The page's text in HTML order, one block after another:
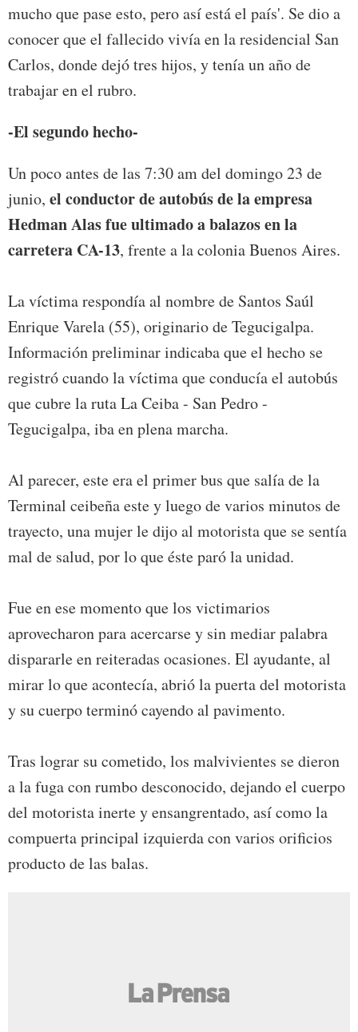
mucho que pase esto, pero así está el país'. Se dio a
conocer que el fallecido vivía en la residencial San
Carlos, donde dejó tres hijos, y tenía un año de
trabajar en el rubro.
-El segundo hecho-
Un poco antes de las 7:30 am del domingo 23 de
junio, el conductor de autobús de la empresa
Hedman Alas fue ultimado a balazos en la
carretera CA-13, frente a la colonia Buenos Aires.
La víctima respondía al nombre de Santos Saúl
Enrique Varela (55), originario de Tegucigalpa.
Información preliminar indicaba que el hecho se
registró cuando la víctima que conducía el autobús
que cubre la ruta La Ceiba - San Pedro -
Tegucigalpa, iba en plena marcha.
Al parecer, este era el primer bus que salía de la
Terminal ceibeña este y luego de varios minutos de
trayecto, una mujer le dijo al motorista que se sentía
mal de salud, por lo que éste paró la unidad.
Fue en ese momento que los victimarios
aprovecharon para acercarse y sin mediar palabra
dispararle en reiteradas ocasiones. El ayudante, al
mirar lo que acontecía, abrió la puerta del motorista
y su cuerpo terminó cayendo al pavimento.
Tras lograr su cometido, los malvivientes se dieron
a la fuga con rumbo desconocido, dejando el cuerpo
del motorista inerte y ensangrentado, así como la
compuerta principal izquierda con varios orificios
producto de las balas.